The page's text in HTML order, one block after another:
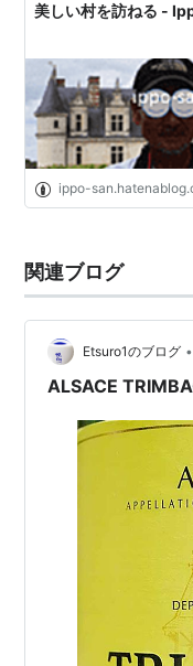
美しい村を訪ねる -
ippo-
関連ブログ
Etsuro1のブログ •
ALSACE